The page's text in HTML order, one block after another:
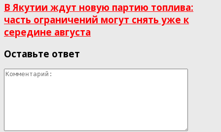
В Якутии ждут новую партию топлива:
часть ограничений могут снять уже к
середине августа
Оставьте ответ